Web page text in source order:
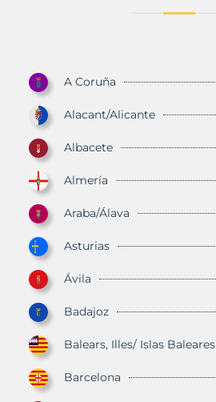
A Coruña
Alacant/Alicante
Albacete
Almería
Araba/Álava
Asturias
Ávila
Badajoz
Balears, Illes/ Islas Baleares
Barcelona